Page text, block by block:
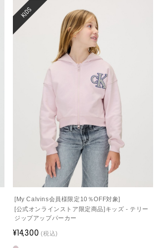
KIDS
[My Calvins会員様限定10％OFF対象]
[公式オンラインストア限定商品]キッズ - テリー
ジップアップパーカー
¥14,300(税込)